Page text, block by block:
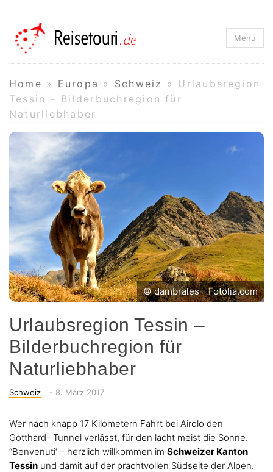
Reisetouri.de
Menu
Home » Europa » Schweiz » Urlaubsregion
Tessin – Bilderbuchregion für
Naturliebhaber
© dambrales - Fotolia.com
Urlaubsregion Tessin –
Bilderbuchregion für
Naturliebhaber
Categories
Schweiz - Posted
8. März 2017
Wer nach knapp 17 Kilometern Fahrt bei Airolo den
Gotthard- Tunnel verlässt, für den lacht meist die Sonne.
“Benvenuti‘ – herzlich willkommen im Schweizer Kanton
Tessin und damit auf der prachtvollen Südseite der Alpen.